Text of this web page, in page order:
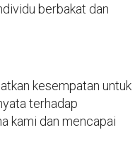
berbakat dan
kesempatan untuk
terhadap
kami dan mencapai